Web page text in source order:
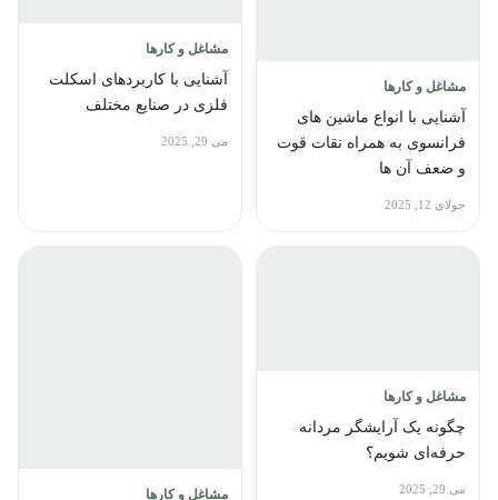
مشاغل و کارها
آشنایی با انواع ماشین های
فرانسوی به همراه نقات قوت
و ضعف آن ها
جولای 12, 2025
مشاغل و کارها
آشنایی با کاربردهای اسکلت
فلزی در صنایع مختلف
می 29, 2025
مشاغل و کارها
چگونه یک آرایشگر مردانه
حرفه‌ای شویم؟
می 29, 2025 مشاغل و کارها